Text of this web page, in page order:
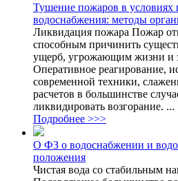
Тушение пожаров в условиях
водоснабжения: методы
Ликвидация пожара Пожар
способным причинить
ущерб, угрожающим жизни и
Оперативное реагирование,
современной техники,
расчетов в большинстве
ликвидировать возгорание. ...
Подробнее >>>
О ФЗ о водоснабжении и
положения
Чистая вода со стабильным